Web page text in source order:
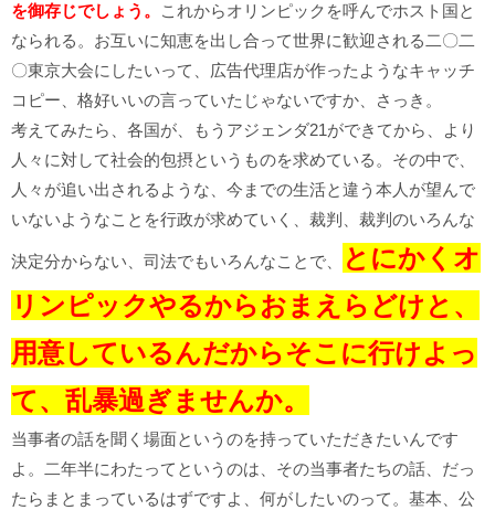
を御存じでしょう。
これからオリンピックを呼んでホスト国と
なられる。お互いに知恵を出し合って世界に歓迎される二〇二
〇東京大会にしたいって、広告代理店が作ったようなキャッチ
コピー、格好いいの言っていたじゃないですか、さっき。
考えてみたら、各国が、もうアジェンダ21ができてから、より
人々に対して社会的包摂というものを求めている。その中で、
人々が追い出されるような、今までの生活と違う本人が望んで
いないようなことを行政が求めていく、裁判、裁判のいろんな
決定分からない、司法でもいろんなことで、
とにかくオ
リンピックやるからおまえらどけと、
用意しているんだからそこに行けよっ
て、乱暴過ぎませんか。
当事者の話を聞く場面というのを持っていただきたいんです
よ。二年半にわたってというのは、その当事者たちの話、だっ
たらまとまっているはずですよ、何がしたいのって。基本、公